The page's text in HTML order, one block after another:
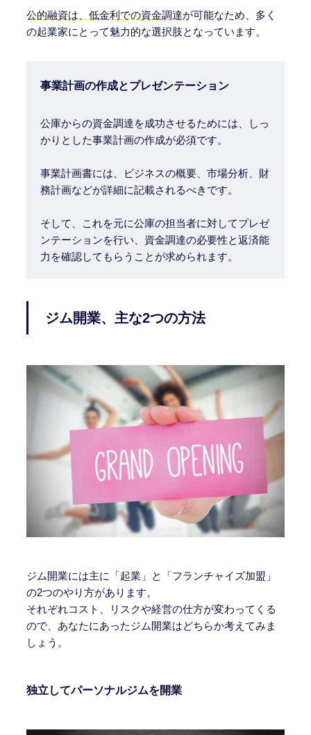
公的融資は、低金利での資金調達が可能なため、多く
の起業家にとって魅力的な選択肢となっています。
事業計画の作成とプレゼンテーション
公庫からの資金調達を成功させるためには、しっ
かりとした事業計画の作成が必須です。
事業計画書には、ビジネスの概要、市場分析、財
務計画などが詳細に記載されるべきです。
そして、これを元に公庫の担当者に対してプレゼ
ンテーションを行い、資金調達の必要性と返済能
力を確認してもらうことが求められます。
ジム開業、主な2つの方法
ジム開業には主に「起業」と「フランチャイズ加盟」
の2つのやり方があります。
それぞれコスト、リスクや経営の仕方が変わってくる
ので、あなたにあったジム開業はどちらか考えてみま
しょう。
独立してパーソナルジムを開業